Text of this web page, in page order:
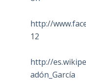
http://
12
http://
adón_García